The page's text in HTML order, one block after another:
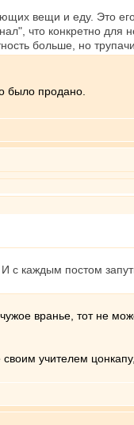
вещи и еду. Это
что конкретно для
больше, но
было продано.
с каждым постом
вранье, тот не
учителем